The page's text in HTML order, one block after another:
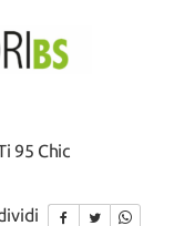
95 Chic